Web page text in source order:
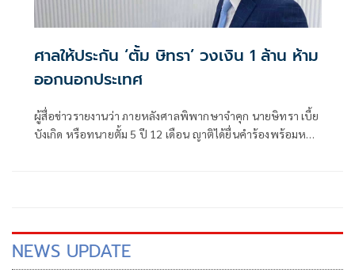
ศาลให้ประกัน ‘ตั้ม ษิทรา’ วงเงิน 1 ล้าน ห้าม
ออกนอกประเทศ
ผู้สื่อข่าวรายงานว่า ภายหลังศาลพิพากษาจำคุก นายษิทรา เบี้ย
บังเกิด หรือทนายตั้ม 5 ปี 12 เดือน ญาติได้ยื่นคำร้องพร้อมหลัก
NEWS UPDATE